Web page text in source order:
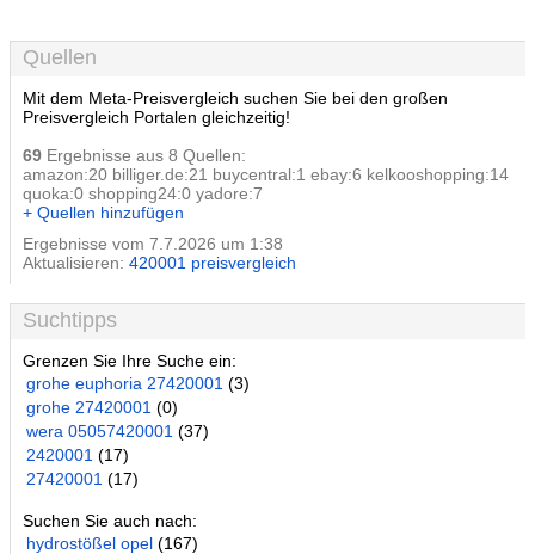
Quellen
Mit dem Meta-Preisvergleich suchen Sie bei den großen
Preisvergleich Portalen gleichzeitig!
69 Ergebnisse aus 8 Quellen:
amazon:20 billiger.de:21 buycentral:1 ebay:6 kelkooshopping:14
quoka:0 shopping24:0 yadore:7
+ Quellen hinzufügen
Ergebnisse vom 7.7.2026 um 1:38
Aktualisieren: 420001 preisvergleich
Suchtipps
Grenzen Sie Ihre Suche ein:
grohe euphoria 27420001 (3)
grohe 27420001 (0)
wera 05057420001 (37)
2420001 (17)
27420001 (17)
Suchen Sie auch nach:
hydrostößel opel (167)